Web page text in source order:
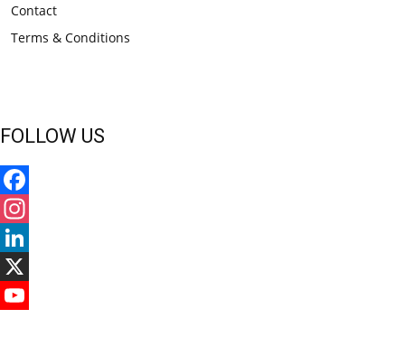
Contact
Terms & Conditions
FOLLOW US
Facebook
Instagram
LinkedIn
X